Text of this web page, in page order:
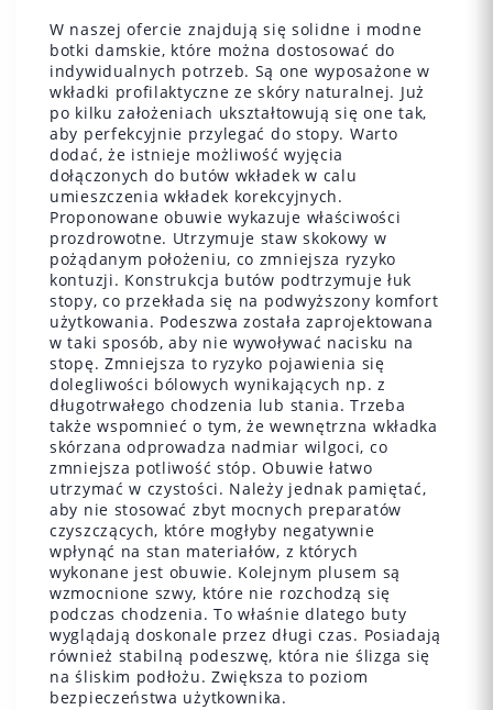
W naszej ofercie znajdują się solidne i modne
botki damskie, które można dostosować do
indywidualnych potrzeb. Są one wyposażone w
wkładki profilaktyczne ze skóry naturalnej. Już
po kilku założeniach ukształtowują się one tak,
aby perfekcyjnie przylegać do stopy. Warto
dodać, że istnieje możliwość wyjęcia
dołączonych do butów wkładek w calu
umieszczenia wkładek korekcyjnych.
Proponowane obuwie wykazuje właściwości
prozdrowotne. Utrzymuje staw skokowy w
pożądanym położeniu, co zmniejsza ryzyko
kontuzji. Konstrukcja butów podtrzymuje łuk
stopy, co przekłada się na podwyższony komfort
użytkowania. Podeszwa została zaprojektowana
w taki sposób, aby nie wywoływać nacisku na
stopę. Zmniejsza to ryzyko pojawienia się
dolegliwości bólowych wynikających np. z
długotrwałego chodzenia lub stania. Trzeba
także wspomnieć o tym, że wewnętrzna wkładka
skórzana odprowadza nadmiar wilgoci, co
zmniejsza potliwość stóp. Obuwie łatwo
utrzymać w czystości. Należy jednak pamiętać,
aby nie stosować zbyt mocnych preparatów
czyszczących, które mogłyby negatywnie
wpłynąć na stan materiałów, z których
wykonane jest obuwie. Kolejnym plusem są
wzmocnione szwy, które nie rozchodzą się
podczas chodzenia. To właśnie dlatego buty
wyglądają doskonale przez długi czas. Posiadają
również stabilną podeszwę, która nie ślizga się
na śliskim podłożu. Zwiększa to poziom
bezpieczeństwa użytkownika.